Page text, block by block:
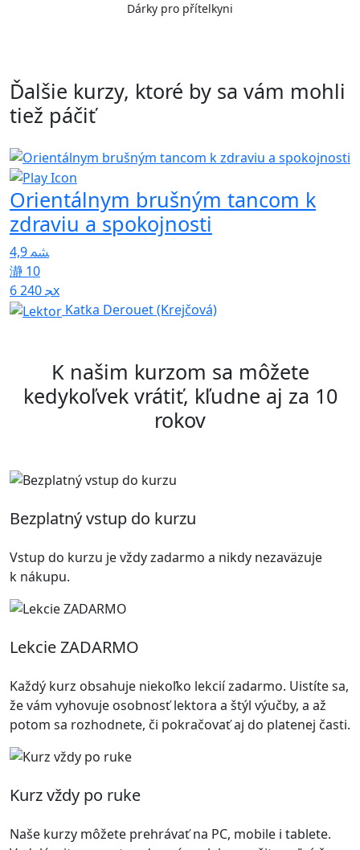
Dárky pro přítelkyni
Ďalšie kurzy, ktoré by sa vám mohli
tiež páčiť
Orientálnym brušným tancom k
zdraviu a spokojnosti
4,9
10
6 240x
Katka Derouet (Krejčová)
K našim kurzom sa môžete
kedykoľvek vrátiť, kľudne aj za 10
rokov
Bezplatný vstup do kurzu
Vstup do kurzu je vždy zadarmo a nikdy nezaväzuje
k nákupu.
Lekcie ZADARMO
Každý kurz obsahuje niekoľko lekcií zadarmo. Uistíte sa,
že vám vyhovuje osobnosť lektora a štýl výučby, a až
potom sa rozhodnete, či pokračovať aj do platenej časti.
Kurz vždy po ruke
Naše kurzy môžete prehrávať na PC, mobile i tablete.